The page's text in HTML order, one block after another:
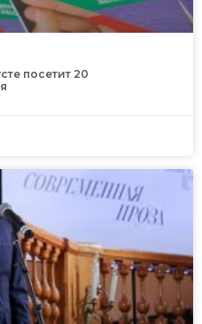
посетит 20